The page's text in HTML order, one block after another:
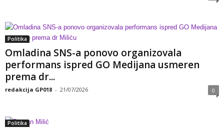
Politika
Omladina SNS-a ponovo organizovala
performans ispred GO Medijana usmeren
prema dr...
redakcija GP018 - 21/07/2026 0
Politika